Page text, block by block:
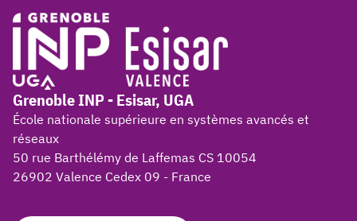
Grenoble INP - Esisar, UGA
École nationale supérieure en systèmes avancés et
réseaux
50 rue Barthélémy de Laffemas CS 10054
26902 Valence Cedex 09 - France